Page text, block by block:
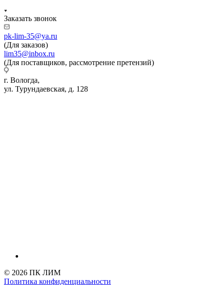
Заказать звонок
pk-lim-35@ya.ru
(Для заказов)
lim35@inbox.ru
(Для поставщиков, рассмотрение претензий)
г. Вологда,
ул. Турундаевская, д. 128
© 2026 ПК ЛИМ
Политика конфиденциальности